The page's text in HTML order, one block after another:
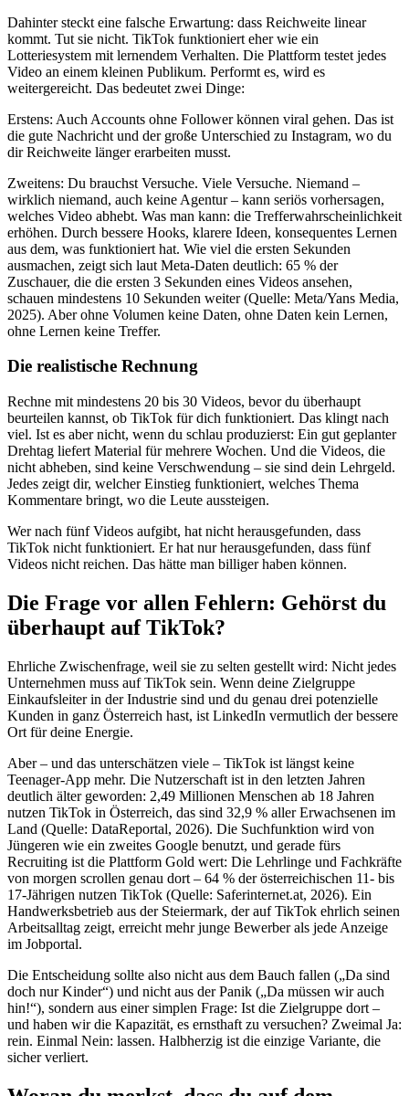
Dahinter steckt eine falsche Erwartung: dass Reichweite linear
kommt. Tut sie nicht. TikTok funktioniert eher wie ein
Lotteriesystem mit lernendem Verhalten. Die Plattform testet jedes
Video an einem kleinen Publikum. Performt es, wird es
weitergereicht. Das bedeutet zwei Dinge:
Erstens: Auch Accounts ohne Follower können viral gehen. Das ist
die gute Nachricht und der große Unterschied zu Instagram, wo du
dir Reichweite länger erarbeiten musst.
Zweitens: Du brauchst Versuche. Viele Versuche. Niemand –
wirklich niemand, auch keine Agentur – kann seriös vorhersagen,
welches Video abhebt. Was man kann: die Trefferwahrscheinlichkeit
erhöhen. Durch bessere Hooks, klarere Ideen, konsequentes Lernen
aus dem, was funktioniert hat. Wie viel die ersten Sekunden
ausmachen, zeigt sich laut Meta-Daten deutlich: 65 % der
Zuschauer, die die ersten 3 Sekunden eines Videos ansehen,
schauen mindestens 10 Sekunden weiter (Quelle: Meta/Yans Media,
2025). Aber ohne Volumen keine Daten, ohne Daten kein Lernen,
ohne Lernen keine Treffer.
Die realistische Rechnung
Rechne mit mindestens 20 bis 30 Videos, bevor du überhaupt
beurteilen kannst, ob TikTok für dich funktioniert. Das klingt nach
viel. Ist es aber nicht, wenn du schlau produzierst: Ein gut geplanter
Drehtag liefert Material für mehrere Wochen. Und die Videos, die
nicht abheben, sind keine Verschwendung – sie sind dein Lehrgeld.
Jedes zeigt dir, welcher Einstieg funktioniert, welches Thema
Kommentare bringt, wo die Leute aussteigen.
Wer nach fünf Videos aufgibt, hat nicht herausgefunden, dass
TikTok nicht funktioniert. Er hat nur herausgefunden, dass fünf
Videos nicht reichen. Das hätte man billiger haben können.
Die Frage vor allen Fehlern: Gehörst du
überhaupt auf TikTok?
Ehrliche Zwischenfrage, weil sie zu selten gestellt wird: Nicht jedes
Unternehmen muss auf TikTok sein. Wenn deine Zielgruppe
Einkaufsleiter in der Industrie sind und du genau drei potenzielle
Kunden in ganz Österreich hast, ist LinkedIn vermutlich der bessere
Ort für deine Energie.
Aber – und das unterschätzen viele – TikTok ist längst keine
Teenager-App mehr. Die Nutzerschaft ist in den letzten Jahren
deutlich älter geworden: 2,49 Millionen Menschen ab 18 Jahren
nutzen TikTok in Österreich, das sind 32,9 % aller Erwachsenen im
Land (Quelle: DataReportal, 2026). Die Suchfunktion wird von
Jüngeren wie ein zweites Google benutzt, und gerade fürs
Recruiting ist die Plattform Gold wert: Die Lehrlinge und Fachkräfte
von morgen scrollen genau dort – 64 % der österreichischen 11- bis
17-Jährigen nutzen TikTok (Quelle: Saferinternet.at, 2026). Ein
Handwerksbetrieb aus der Steiermark, der auf TikTok ehrlich seinen
Arbeitsalltag zeigt, erreicht mehr junge Bewerber als jede Anzeige
im Jobportal.
Die Entscheidung sollte also nicht aus dem Bauch fallen („Da sind
doch nur Kinder“) und nicht aus der Panik („Da müssen wir auch
hin!“), sondern aus einer simplen Frage: Ist die Zielgruppe dort –
und haben wir die Kapazität, es ernsthaft zu versuchen? Zweimal Ja:
rein. Einmal Nein: lassen. Halbherzig ist die einzige Variante, die
sicher verliert.